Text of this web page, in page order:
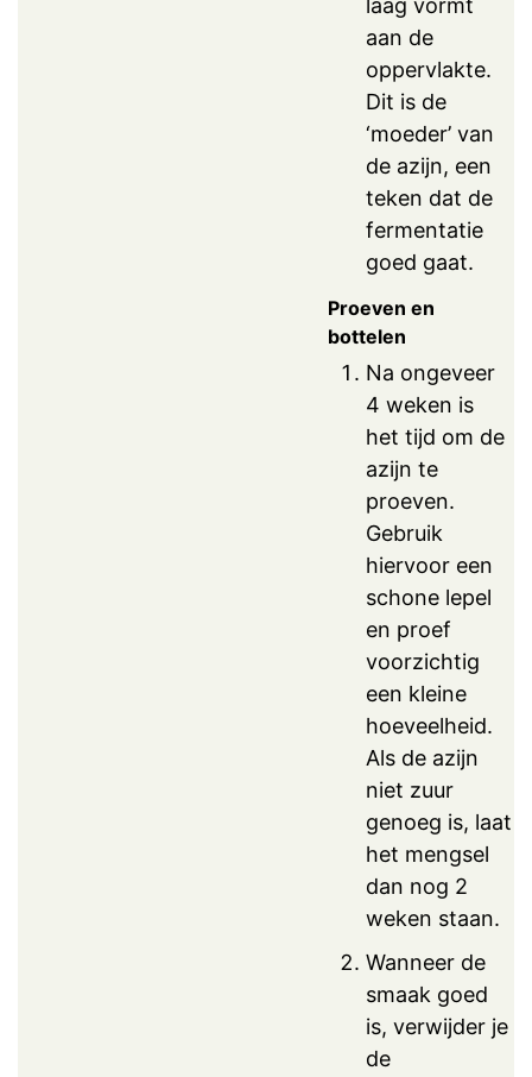
laag vormt
aan de
oppervlakte.
Dit is de
‘moeder’ van
de azijn, een
teken dat de
fermentatie
goed gaat.
Proeven en
bottelen
Na ongeveer
4 weken is
het tijd om de
azijn te
proeven.
Gebruik
hiervoor een
schone lepel
en proef
voorzichtig
een kleine
hoeveelheid.
Als de azijn
niet zuur
genoeg is, laat
het mengsel
dan nog 2
weken staan.
Wanneer de
smaak goed
is, verwijder je
de